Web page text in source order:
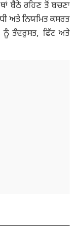
ਬੈਠੇ ਰਹਿਣ ਤੋਂ ਬਚਣਾ
ਅਤੇ ਨਿਯਮਿਤ ਕਸਰਤ
ਨੂੰ ਤੰਦਰੁਸਤ, ਫਿੱਟ ਅਤੇ